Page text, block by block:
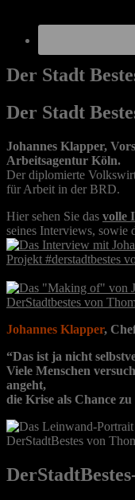
Der Stadt
Der Stadt
Johannes Klapper,
Arbeitsagentur Köln.
Der diplomierte
für Arbeit in der BRD.
Hier sehen Sie das volle
seines Interviews, sowie
Johannes Klapper,
“Das ist ja nicht
Viele Menschen
angeht,
die Krise als Chance